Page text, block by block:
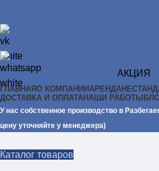
АКЦИЯ
ГЛАВНАЯО КОМПАНИИАРЕНДА
ДОСТАВКА И ОПЛАТАНАШИ РАБОТЫ
У нас собственное производство в
цену уточняйте у менеджера)
Каталог товаров